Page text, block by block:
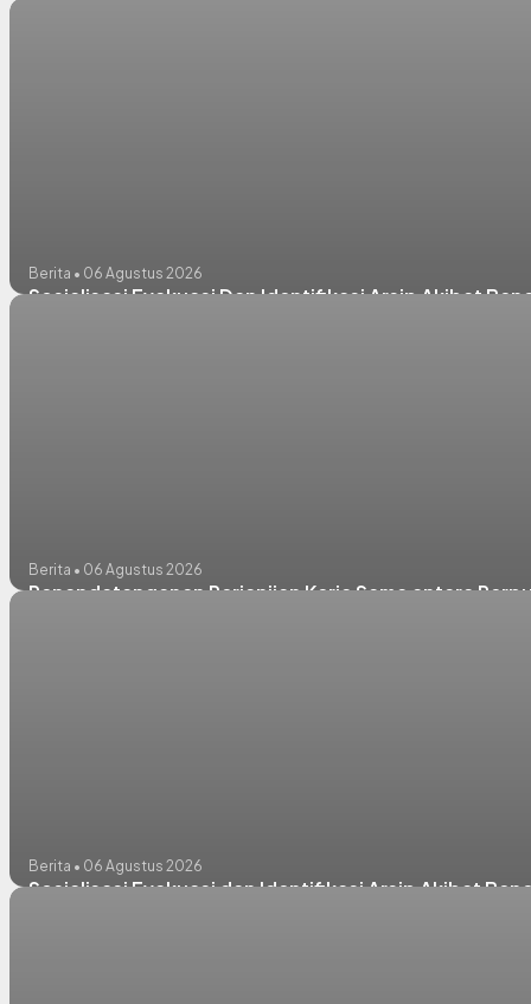
Berita • 06 Agustus 2026
Sosialisasi Evakuasi Dan Identifikasi Arsip Akibat
Berita • 06 Agustus 2026
Penandatanganan Perjanjian Kerja Sama antara
Berita • 06 Agustus 2026
Sosialisasi Evakuasi dan Identifikasi Arsip Akibat